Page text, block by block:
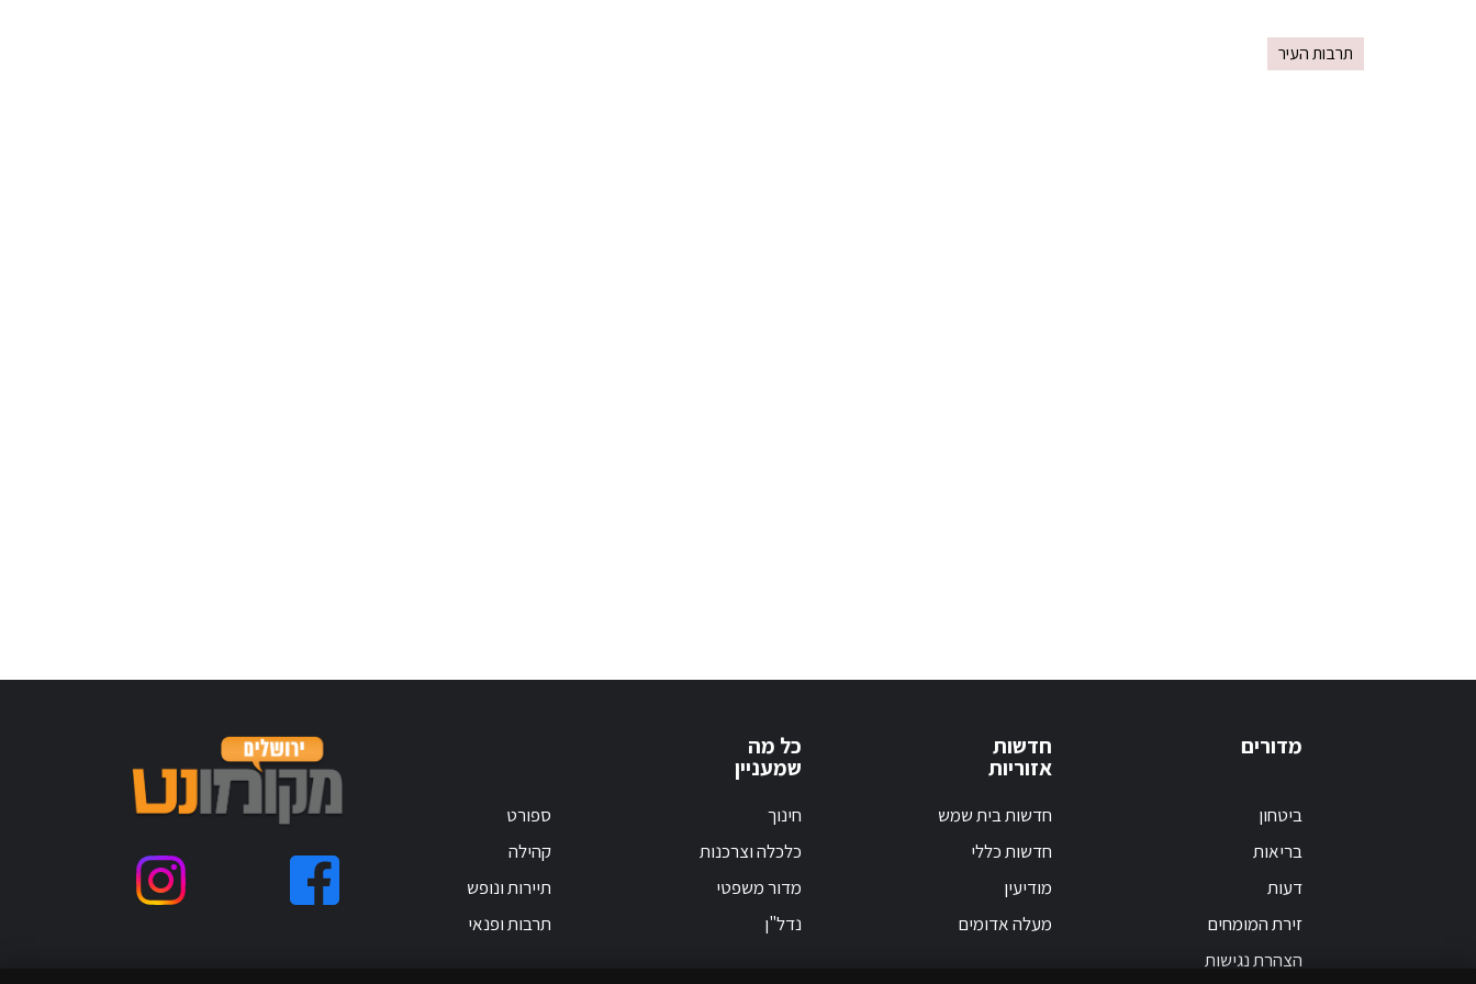
תרבות העיר
מדורים
ביטחון
בריאות
דעות
זירת המומחים
הצהרת נגישות
חדשות
אזוריות
חדשות בית שמש
חדשות כללי
מודיעין
מעלה אדומים
כל מה
שמעניין
חינוך
כלכלה וצרכנות
מדור משפטי
נדל"ן
ספורט
קהילה
תיירות ונופש
תרבות ופנאי